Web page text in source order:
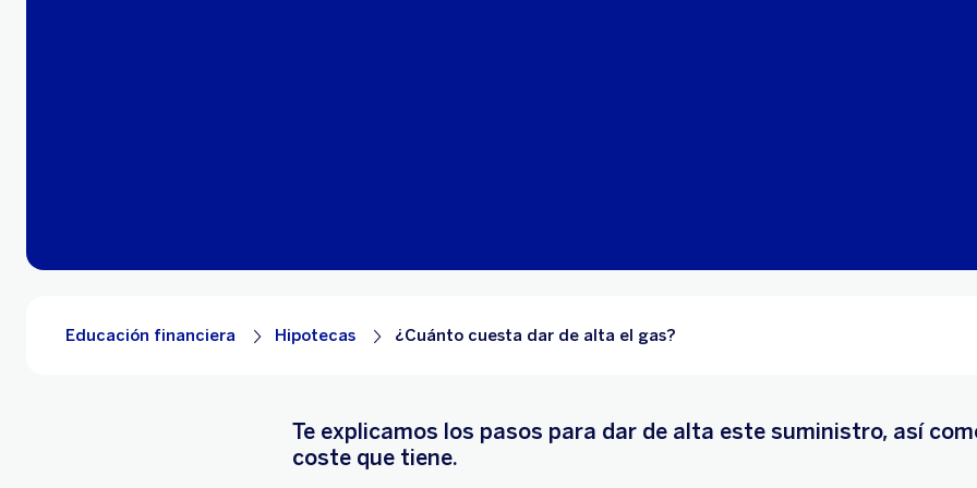
Educación financiera Hipotecas ¿Cuánto cuesta dar de alta el gas?
Te explicamos los pasos para dar de alta este suministro, así
coste que tiene.